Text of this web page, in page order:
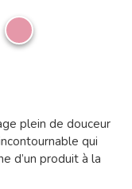
Vieux
rose
plein de douceur
qui
d’un produit à la